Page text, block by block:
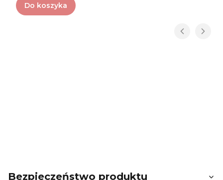
Do koszyka
Bezpieczeństwo produktu